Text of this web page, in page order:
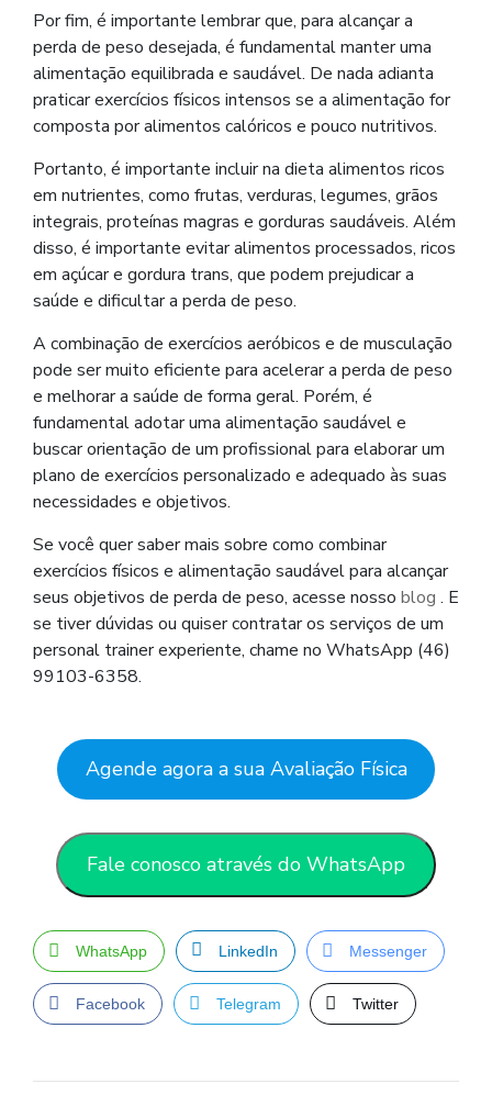
Por fim, é importante lembrar que, para alcançar a
perda de peso desejada, é fundamental manter uma
alimentação equilibrada e saudável. De nada adianta
praticar exercícios físicos intensos se a alimentação for
composta por alimentos calóricos e pouco nutritivos.
Portanto, é importante incluir na dieta alimentos ricos
em nutrientes, como frutas, verduras, legumes, grãos
integrais, proteínas magras e gorduras saudáveis. Além
disso, é importante evitar alimentos processados, ricos
em açúcar e gordura trans, que podem prejudicar a
saúde e dificultar a perda de peso.
A combinação de exercícios aeróbicos e de musculação
pode ser muito eficiente para acelerar a perda de peso
e melhorar a saúde de forma geral. Porém, é
fundamental adotar uma alimentação saudável e
buscar orientação de um profissional para elaborar um
plano de exercícios personalizado e adequado às suas
necessidades e objetivos.
Se você quer saber mais sobre como combinar
exercícios físicos e alimentação saudável para alcançar
seus objetivos de perda de peso, acesse nosso blog . E
se tiver dúvidas ou quiser contratar os serviços de um
personal trainer experiente, chame no WhatsApp (46)
99103-6358.
Agende agora a sua Avaliação Física
Fale conosco através do WhatsApp
WhatsApp LinkedIn Messenger
Facebook Telegram Twitter